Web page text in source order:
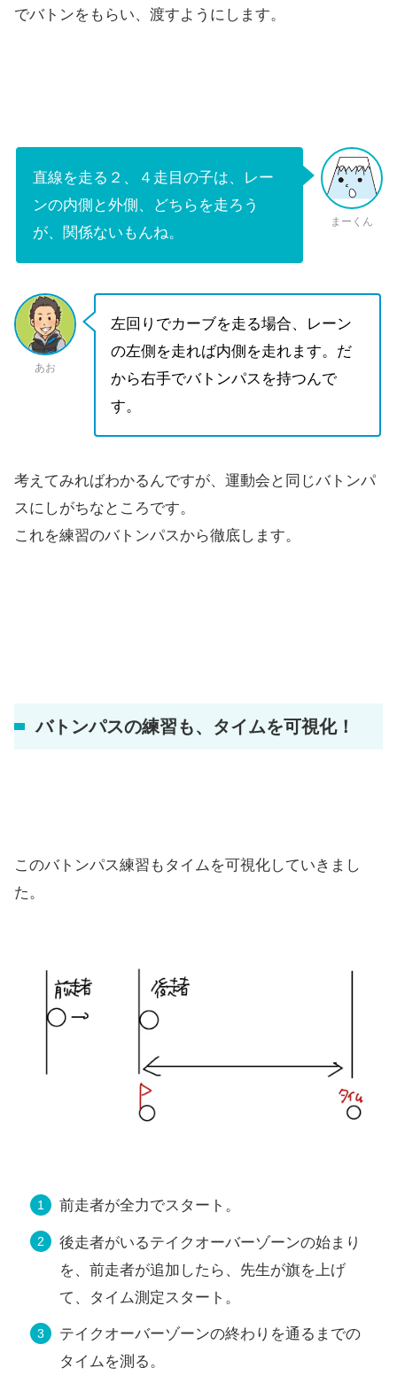
でバトンをもらい、渡すようにします。
直線を走る２、４走目の子は、レー
ンの内側と外側、どちらを走ろう
が、関係ないもんね。
まーくん
あお
左回りでカーブを走る場合、レーン
の左側を走れば内側を走れます。だ
から右手でバトンパスを持つんで
す。
考えてみればわかるんですが、運動会と同じバトンパ
スにしがちなところです。
これを練習のバトンパスから徹底します。
バトンパスの練習も、タイムを可視化！
このバトンパス練習もタイムを可視化していきまし
た。
前走者が全力でスタート。
後走者がいるテイクオーバーゾーンの始まり
を、前走者が追加したら、先生が旗を上げ
て、タイム測定スタート。
テイクオーバーゾーンの終わりを通るまでの
タイムを測る。